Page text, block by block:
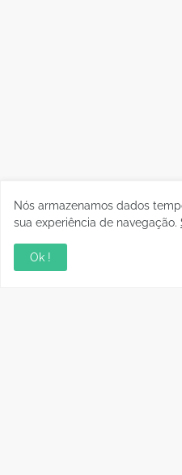
Nós armazenamos dados
sua experiência de navegação.
Ok !